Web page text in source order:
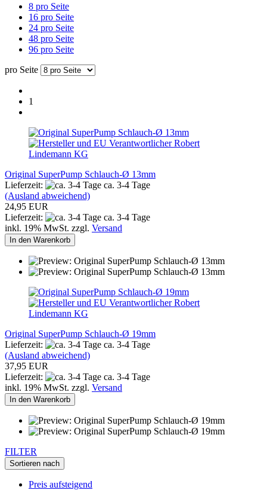
8 pro Seite
16 pro Seite
24 pro Seite
48 pro Seite
96 pro Seite
pro Seite
1
Original SuperPump Schlauch-Ø 13mm
Lieferzeit:
ca. 3-4 Tage
(Ausland abweichend)
24,95 EUR
Lieferzeit:
ca. 3-4 Tage
inkl. 19% MwSt. zzgl. Versand
In den Warenkorb
Original SuperPump Schlauch-Ø 19mm
Lieferzeit:
ca. 3-4 Tage
(Ausland abweichend)
37,95 EUR
Lieferzeit:
ca. 3-4 Tage
inkl. 19% MwSt. zzgl. Versand
In den Warenkorb
FILTER
Sortieren nach
Preis aufsteigend